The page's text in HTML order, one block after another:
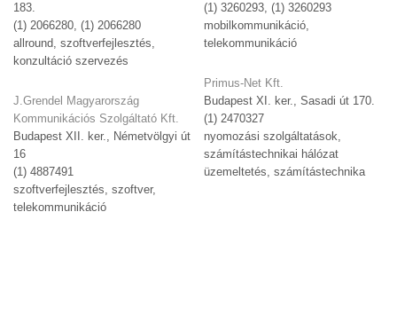
183.
(1) 2066280, (1) 2066280
allround, szoftverfejlesztés,
konzultáció szervezés
J.Grendel Magyarország
Kommunikációs Szolgáltató Kft.
Budapest XII. ker., Németvölgyi út
16
(1) 4887491
szoftverfejlesztés, szoftver,
telekommunikáció
(1) 3260293, (1) 3260293
mobilkommunikáció,
telekommunikáció
Primus-Net Kft.
Budapest XI. ker., Sasadi út 170.
(1) 2470327
nyomozási szolgáltatások,
számítástechnikai hálózat
üzemeltetés, számítástechnika